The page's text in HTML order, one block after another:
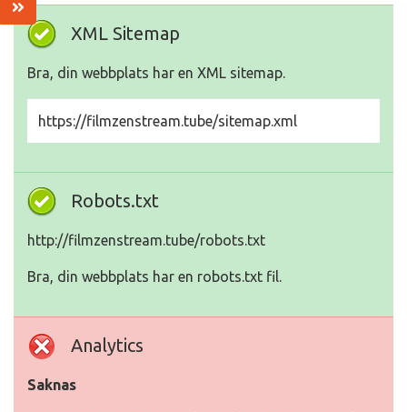
XML Sitemap
Bra, din webbplats har en XML sitemap.
https://filmzenstream.tube/sitemap.xml
Robots.txt
http://filmzenstream.tube/robots.txt
Bra, din webbplats har en robots.txt fil.
Analytics
Saknas